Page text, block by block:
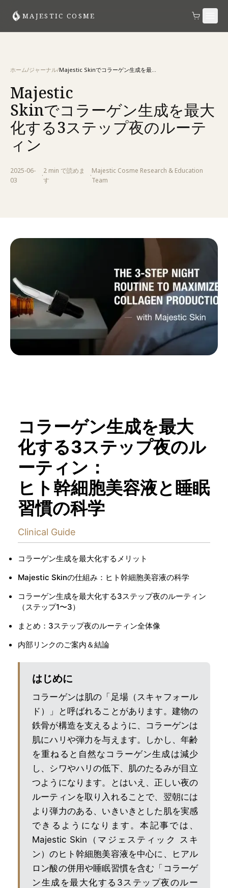
MAJESTIC COSME
ホーム/ジャーナル/ Majestic Skinでコラーゲン生成を最大化する3ステップ夜のルーティン
Majestic
Skinでコラーゲン生成を最大
化する3ステップ夜のルーテ
ィン
2025-06-
03
·
2 min で読めま
す
·
Majestic Cosme Research & Education
Team
コラーゲン生成を最大
化する3ステップ夜のル
ーティン：
ヒト幹細胞美容液と睡眠
習慣の科学
Clinical Guide
コラーゲン生成を最大化するメリット
Majestic Skinの仕組み：ヒト幹細胞美容液の科学
コラーゲン生成を最大化する3ステップ夜のルーティン
（ステップ1〜3）
まとめ：3ステップ夜のルーティン全体像
内部リンクのご案内＆結論
はじめに
コラーゲンは肌の「足場（スキャフォール
ド）」と呼ばれることがあります。建物の
鉄骨が構造を支えるように、コラーゲンは
肌にハリや弾力を与えます。しかし、年齢
を重ねると自然なコラーゲン生成は減少
し、シワやハリの低下、肌のたるみが目立
つようになります。とはいえ、正しい夜の
ルーティンを取り入れることで、翌朝には
より弾力のある、いきいきとした肌を実感
できるようになります。本記事では、
Majestic Skin（マジェスティック スキ
ン）のヒト幹細胞美容液を中心に、ヒアル
ロン酸の併用や睡眠習慣を含む「コラーゲ
ン生成を最大化する3ステップ夜のルー